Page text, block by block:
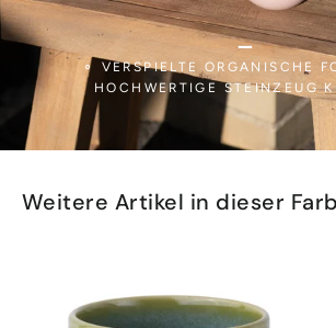
_
⚬ VERSPIELTE ORGANISCHE
HOCHWERTIGE STEINZEUG
Weitere Artikel in dieser